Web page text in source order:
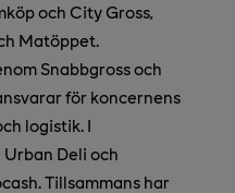
och City Gross,
Matöppet.
Snabbgross och
för koncernens
logistik. I
Deli och
Tillsammans har